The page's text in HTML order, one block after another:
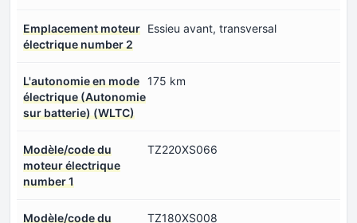
Emplacement moteur
électrique number 2
Essieu avant, transversal
L'autonomie en mode
électrique (Autonomie
sur batterie) (WLTC)
175 km
Modèle/code du
moteur électrique
number 1
TZ220XS066
Modèle/code du TZ180XS008